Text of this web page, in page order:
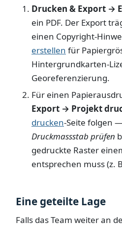
Drucken & Export →
ein PDF. Der Export
einen Copyright-
erstellen für
Hintergrundkarten-
Georeferenzierung.
Für einen
Export → Projekt
drucken-Seite folgen
Druckmassstab prüfen
gedruckte Raster
entsprechen muss (z.
Eine geteilte Lage
Falls das Team weiter an